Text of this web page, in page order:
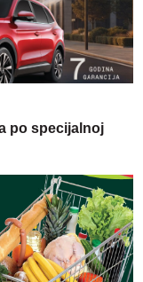
po specijalnoj